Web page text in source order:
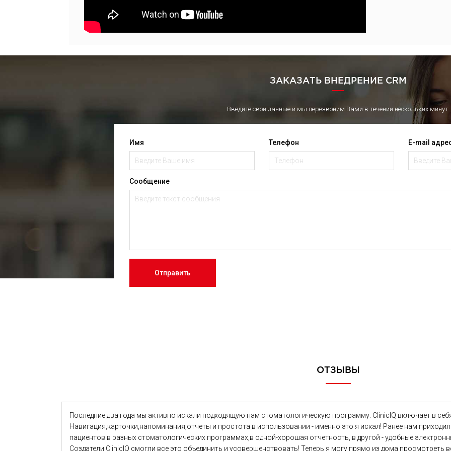
ЗАКАЗАТЬ ВНЕДРЕНИЕ CRM
Введите свои данные и мы перезвоним Вами в течении нескольких минут.
Имя Телефон E-mail
Сообщение
Отправить
ОТЗЫВЫ
Последние два года мы активно искали подходящую нам стоматологическую программу. ClinicIQ включает в
Навигация,карточки,напоминания,отчеты и простота в использовании - именно это я искал! Ранее нам
пациентов в разных стоматологических программах,в одной-хорошая отчетность, в другой - удобные
Создатели ClinicIQ смогли все это объединить и усовершенствовать! Теперь я могу прямо из дома